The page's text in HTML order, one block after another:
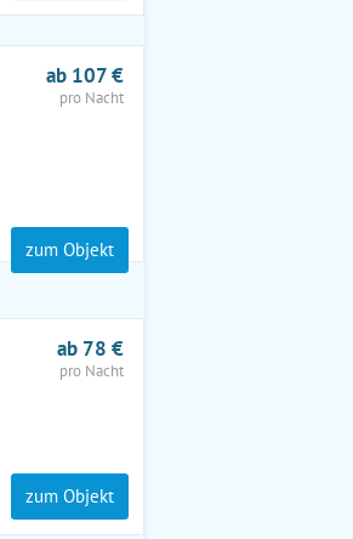
ab 107 €
pro Nacht
zum Objekt
ab 78 €
pro Nacht
zum Objekt